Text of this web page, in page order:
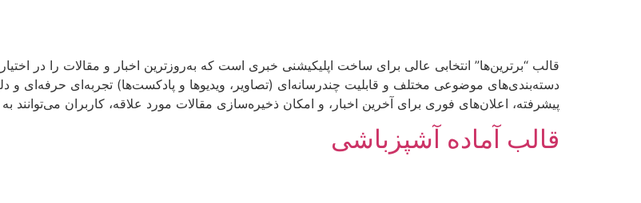
قالب “برترین‌ها” انتخابی عالی برای ساخت اپلیکیشنی خبری است که به‌روزترین اخبار و مقالات را در
دسته‌بندی‌های موضوعی مختلف و قابلیت چندرسانه‌ای (تصاویر، ویدیوها و پادکست‌ها) تجربه‌ای حرفه‌ای و
پیشرفته، اعلان‌های فوری برای آخرین اخبار، و امکان ذخیره‌سازی مقالات مورد علاقه، کاربران می‌توانند
قالب آماده آشپزباشی